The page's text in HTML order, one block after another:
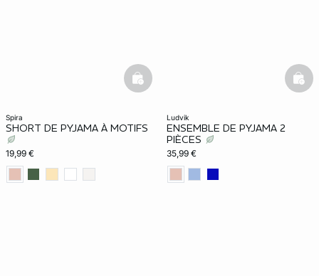
spira
SHORT DE PYJAMA À MOTIFS
19,99 €
basketfull
ludvik
ENSEMBLE DE PYJAMA 2
PIÈCES
35,99 €